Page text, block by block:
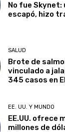
No fue Skynet:
escapó, hizo
SALUD
Brote de
vinculado a
345 casos en
EE. UU. Y MUNDO
EE.UU. ofrece
millones de